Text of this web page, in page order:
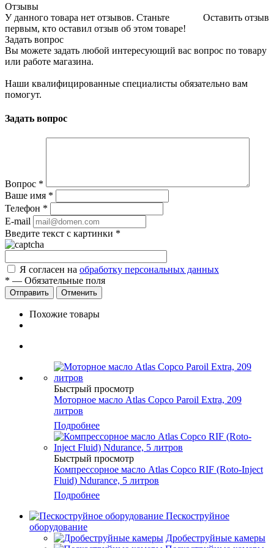
Отзывы
Оставить отзыв
У данного товара нет отзывов. Станьте
первым, кто оставил отзыв об этом товаре!
Задать вопрос
Вы можете задать любой интересующий вас вопрос по товару
или работе магазина.
Наши квалифицированные специалисты обязательно вам
помогут.
Задать вопрос
Вопрос *
Ваше имя *
Телефон *
E-mail
Введите текст с картинки *
Я согласен на обработку персональных данных
* — Обязательные поля
Отправить Отменить
Похожие товары
Быстрый просмотр
Моторное масло Atlas Copco Paroil Extra, 209
литров
Подробнее
Быстрый просмотр
Компрессорное масло Atlas Copco RIF (Roto-Inject
Fluid) Ndurance, 5 литров
Подробнее
Пескоструйное
оборудование
Дробеструйные камеры